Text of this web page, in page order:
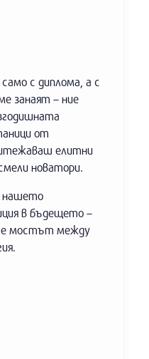
с диплома, а с
занаят – ние
от
елитни
новатори.
нашето
в бъдещето –
е мостът между